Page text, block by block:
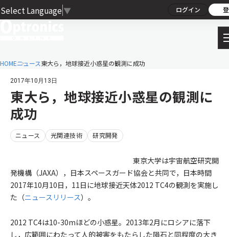
Select Language ▼ ログイン
HOMEニュース東大ら，地球接近小惑星の観測に成功
2017年10月13日
東大ら，地球接近小惑星の観測に
成功
ニュース 光関連技術 研究開発
東京大学は宇宙航空研究開
発機構（JAXA），日本スペースガード協会と共同で，日本時間
2017年10月10日，11日に地球接近天体2012 TC4の観測を実施し
た（ニュースリリース）。
2012 TC4は10-30mほどの小惑星。2013年2月にロシアに落下
し，広範囲にわたって人的被害をもたらした隕石と同程度の大き